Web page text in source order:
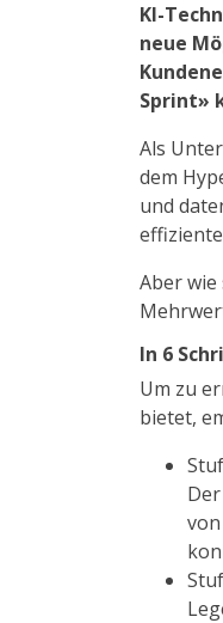
KI-
neue
Sprint»
Als
dem
und
Aber
In 6
Um zu
bietet,